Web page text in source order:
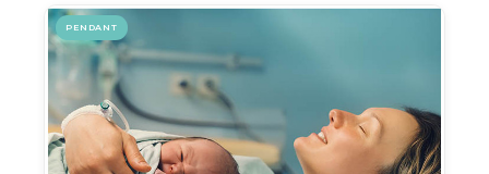
PENDANT